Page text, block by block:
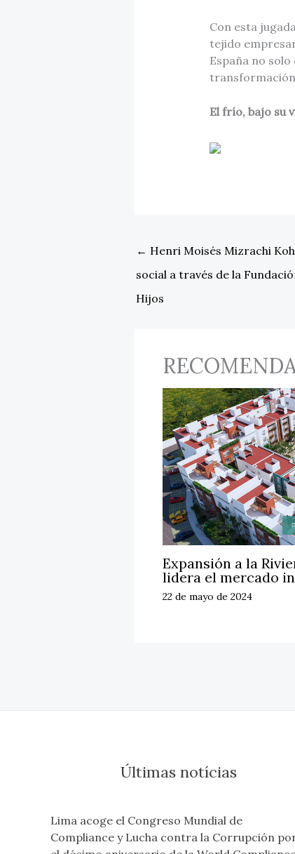
Con esta
tejido
España no
El frío, bajo su
← Henri Moisés Mizrachi
social a través de la
Hijos
Expansión a la
lidera el mercado
22 de mayo de 2024
Últimas notícias
Lima acoge el Congreso Mundial de
Compliance y Lucha contra la Corrupción